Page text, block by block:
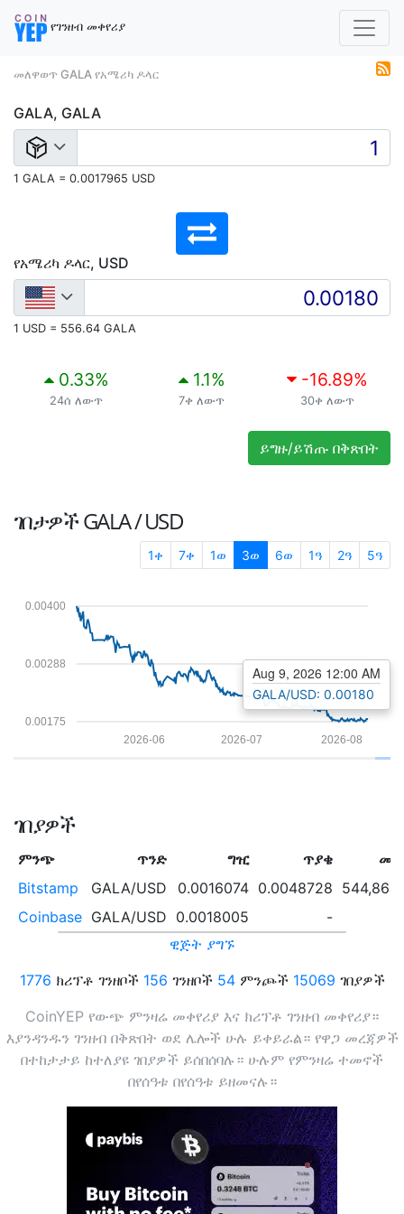
የገንዘብ መቀየሪያ
መለዋወጥ GALA የአሜሪካ ዶላር
GALA, GALA
1 GALA = 0.0017965 USD
የአሜሪካ ዶላር, USD
1 USD = 556.64 GALA
0.33%
24ሰ ለውጥ
1.1%
7ቀ ለውጥ
-16.89%
30ቀ ለውጥ
ይግዙ/ይሽጡ በቅጽበት
ገበታዎችGALA / USD
1ቀ 7ቀ 1ወ 3ወ 6ወ 1ዓ 2ዓ 5ዓ
0.00175
0.00288
0.00400
2026-08
2026-07
2026-06
Aug 9, 2026 12:00 AM
GALA/USD: 0.00180
ገበያዎች
ምንጭ ጥንድ ግዢ ጥያቄ
Bitstamp
GALA/USD 0.0016074 0.0048728 544,863
Coinbase GALA/USD 0.0018005
-
ዊጅት ያግኙ
1776 ክሪፕቶ ገንዘቦች 156 ገንዘቦች 54ምንጮች 15069 ገበያዎች
CoinYEP የውጭ ምንዛሬ መቀየሪያ እና ክሪፕቶ ገንዘብ መቀየሪያ።
እያንዳንዱን ገንዘብ በቅጽበት ወደ ሌሎች ሁሉ ይቀይራል። የዋጋ መረጃዎች
በተከታታይ ከተለያዩ ገበያዎች ይሰበሰባሉ። ሁሉም የምንዛሬ ተመኖች
በየሰዓቱ በየሰዓቱ ይዘመናሉ።